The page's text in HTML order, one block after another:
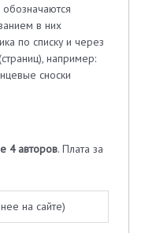
обозначаются
в них
по списку и через
например:
сноски
4 авторов. Плата за
на сайте)